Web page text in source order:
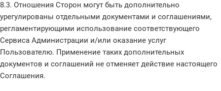
8.3. Отношения Сторон могут быть дополнительно
урегулированы отдельными документами и соглашениями,
регламентирующими использование соответствующего
Сервиса Администрации и/или оказание услуг
Пользователю. Применение таких дополнительных
документов и соглашений не отменяет действие настоящего
Соглашения.